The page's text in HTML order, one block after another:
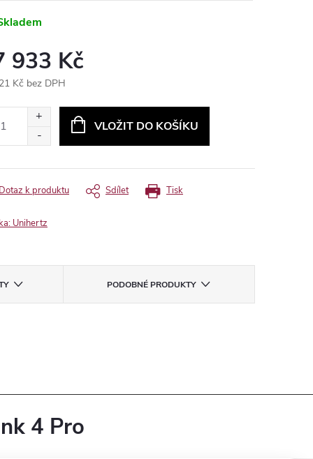
933 Kč
Kč bez DPH
VLOŽIT DO KOŠÍKU
Tisk
Dotaz k produktu Sdílet
Unihertz
PODOBNÉ PRODUKTY
4 Pro